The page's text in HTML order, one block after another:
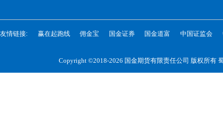
友情链接: 赢在起跑线 佣金宝 国金证券 国金道富 中国证监会
Copyright ©2018-2026 国金期货有限责任公司 版权所有